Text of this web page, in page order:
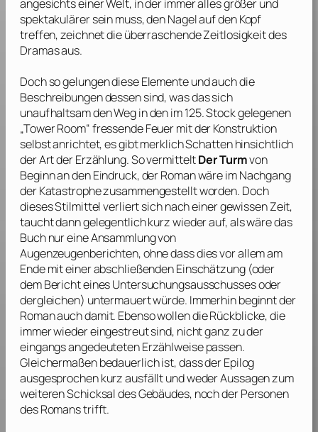
angesichts einer Welt, in der immer alles größer und
spektakulärer sein muss, den Nagel auf den Kopf
treffen, zeichnet die überraschende Zeitlosigkeit des
Dramas aus.
Doch so gelungen diese Elemente und auch die
Beschreibungen dessen sind, was das sich
unaufhaltsam den Weg in den im 125. Stock gelegenen
„Tower Room“ fressende Feuer mit der Konstruktion
selbst anrichtet, es gibt merklich Schatten hinsichtlich
der Art der Erzählung. So vermitteltDer Turmvon
Beginn an den Eindruck, der Roman wäre im Nachgang
der Katastrophe zusammengestellt worden. Doch
dieses Stilmittel verliert sich nach einer gewissen Zeit,
taucht dann gelegentlich kurz wieder auf, als wäre das
Buch nur eine Ansammlung von
Augenzeugenberichten, ohne dass dies vor allem am
Ende mit einer abschließenden Einschätzung (oder
dem Bericht eines Untersuchungsausschusses oder
dergleichen) untermauert würde. Immerhin beginnt der
Roman auch damit. Ebenso wollen die Rückblicke, die
immer wieder eingestreut sind, nicht ganz zu der
eingangs angedeuteten Erzählweise passen.
Gleichermaßen bedauerlich ist, dass der Epilog
ausgesprochen kurz ausfällt und weder Aussagen zum
weiteren Schicksal des Gebäudes, noch der Personen
des Romans trifft.